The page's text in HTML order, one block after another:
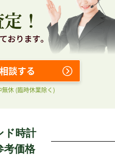
談する
休 (臨時休業除く)
ド時計
考価格